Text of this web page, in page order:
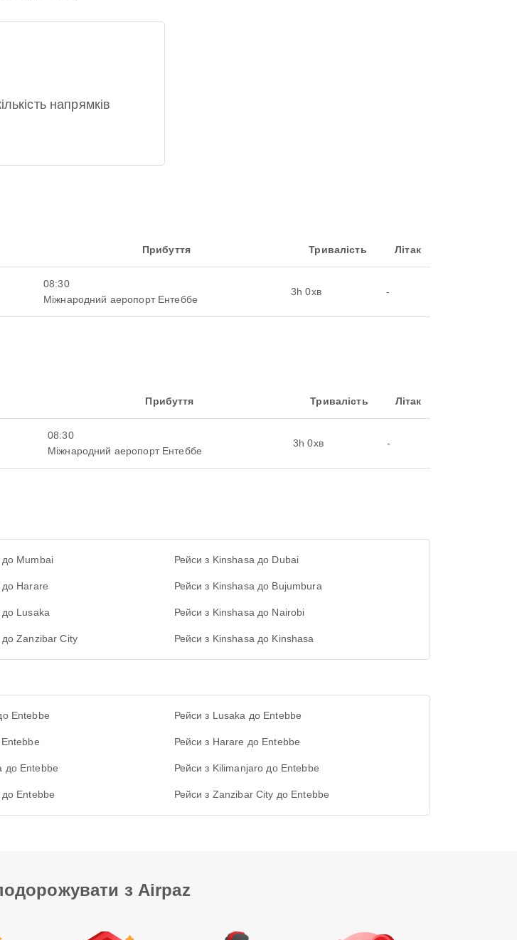
напрямків
Прибуття Тривалість Літак
08:30
Міжнародний аеропорт Ентеббе
3h 0хв -
Прибуття Тривалість Літак
08:30
Міжнародний аеропорт Ентеббе
3h 0хв -
до Mumbai Рейси з Kinshasa до Dubai
Harare Рейси з Kinshasa до Bujumbura
Lusaka Рейси з Kinshasa до Nairobi
Zanzibar City Рейси з Kinshasa до Kinshasa
Entebbe Рейси з Lusaka до Entebbe
Рейси з Harare до Entebbe
до Entebbe Рейси з Kilimanjaro до Entebbe
Entebbe Рейси з Zanzibar City до Entebbe
з Airpaz